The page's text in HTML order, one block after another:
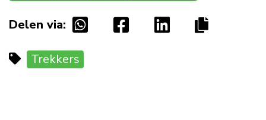
Delen via:
Trekkers